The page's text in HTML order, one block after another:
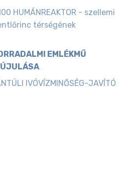
HUMÁNREAKTOR - szellemi
térségének
EMLÉKMŰ
IVÓVÍZMINŐSÉG-JAVÍTÓ